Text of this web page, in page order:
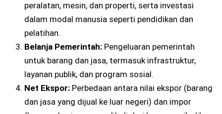
peralatan, mesin, dan properti, serta investasi
dalam modal manusia seperti pendidikan dan
pelatihan.
Belanja Pemerintah: Pengeluaran pemerintah
untuk barang dan jasa, termasuk infrastruktur,
layanan publik, dan program sosial.
Net Ekspor: Perbedaan antara nilai ekspor (barang
dan jasa yang dijual ke luar negeri) dan impor